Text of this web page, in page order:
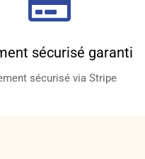
sécurisé garanti
sécurisé via Stripe